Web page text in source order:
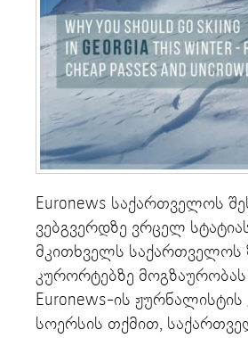
Euronews საქართველოს
ვებგვერდზე ვრცელ
მკითხველს საქართველოს
კურორტებზე მოგზაურობას
Euronews-ის ჟურნალისტის
სოერსის თქმით,